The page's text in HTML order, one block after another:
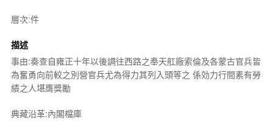
層次:件
描述
事由:奏查自雍正十年以後調往西路之奉天舡廠索倫及各蒙古官兵皆
為奮勇向前較之別營官兵尤為得力其列入頭等之 係効力行間素有勞
績之人堪膺獎勵
典藏沿革:內閣檔庫